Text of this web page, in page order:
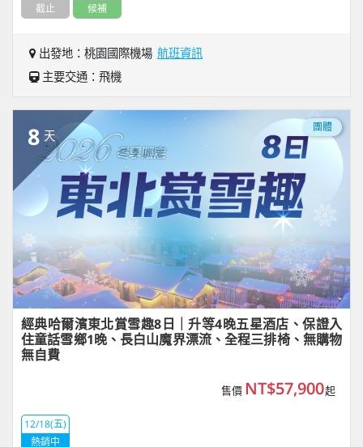
截止
候補
出發地：桃園國際機場 航班資訊
主要交通：飛機
8 天
團體
經典哈爾濱東北賞雪趣8日｜升等4晚五星酒店、保證入
住童話雪鄉1晚、長白山魔界漂流、全程三排椅、無購物
無自費
售價 NT$57,900起
12/18(五)
熱銷中